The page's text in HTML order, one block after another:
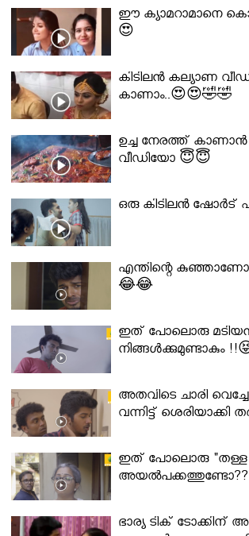
ഈ ക്യാമറാമാനെ
😍
കിടിലൻ കല്യാണ
കാണാം..😍😍🤣🤣
ഉച്ച നേരത്ത് കാണാൻ
വീഡിയോ 😇😇
ഒരു കിടിലൻ ഷോർട്
എന്തിന്റെ
😂😂
ഇത് പോലൊരു മടിയൻ
നിങ്ങൾക്കുമുണ്ടാകും
അതവിടെ ചാരി
വന്നിട്ട് ശെരിയാക്കി
ഇത് പോലൊരു "തള്ള"
അയല്‍പക്കത്തുണ്ടോ??
ഭാര്യ ടിക് ടോക്കിന്